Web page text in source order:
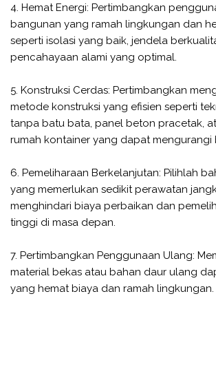
4. Hemat Energi: Pertimbangkan
bangunan yang ramah lingkungan dan
seperti isolasi yang baik, jendela
pencahayaan alami yang optimal.
5. Konstruksi Cerdas: Pertimbangkan
metode konstruksi yang efisien seperti
tanpa batu bata, panel beton pracetak,
rumah kontainer yang dapat mengurangi
6. Pemeliharaan Berkelanjutan: Pilihlah
yang memerlukan sedikit perawatan
menghindari biaya perbaikan dan
tinggi di masa depan.
7. Pertimbangkan Penggunaan Ulang:
material bekas atau bahan daur ulang
yang hemat biaya dan ramah lingkungan.